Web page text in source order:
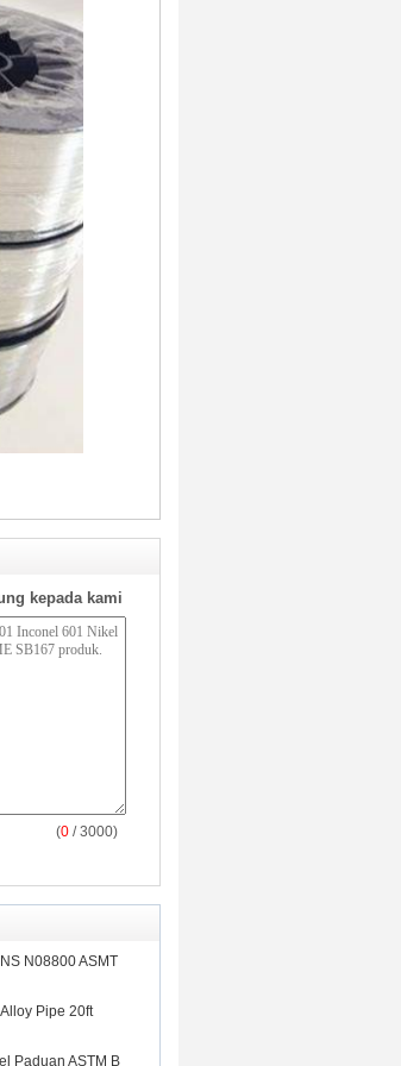
kepada kami
(0 / 3000)
N08800 ASMT
Pipe 20ft
Paduan ASTM B